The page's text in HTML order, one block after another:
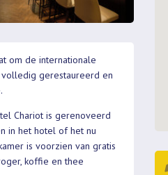
om de internationale
gerestaureerd en
Chariot is gerenoveerd
in het hotel of het nu
is voorzien van gratis
koffie en thee